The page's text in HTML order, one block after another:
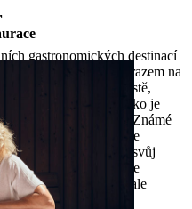
gastronomických destinací
koncept s důrazem na
na prvním místě,
technikami, jako je
textury. Známé
a kreativitou ve
pokrmy. Doplňte svůj
na kterém najdete
etikety, vše v živé, ale